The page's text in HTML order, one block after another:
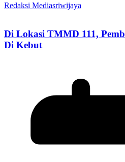
Redaksi Mediasriwijaya
Di Lokasi TMMD 111,
Di Kebut